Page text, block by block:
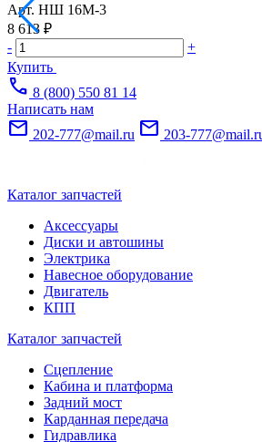
Арт. НШ 16М-3
8 613 ₽
-
+
Купить
call 8 (800) 550 81 14
Написать нам
mail 202-777@mail.ru mail 203-
Каталог запчастей
Аксессуары
Диски и автошины
Электрика
Навесное оборудование
Двигатель
КПП
Каталог запчастей
Сцепление
Кабина и платформа
Задний мост
Карданная передача
Гидравлика